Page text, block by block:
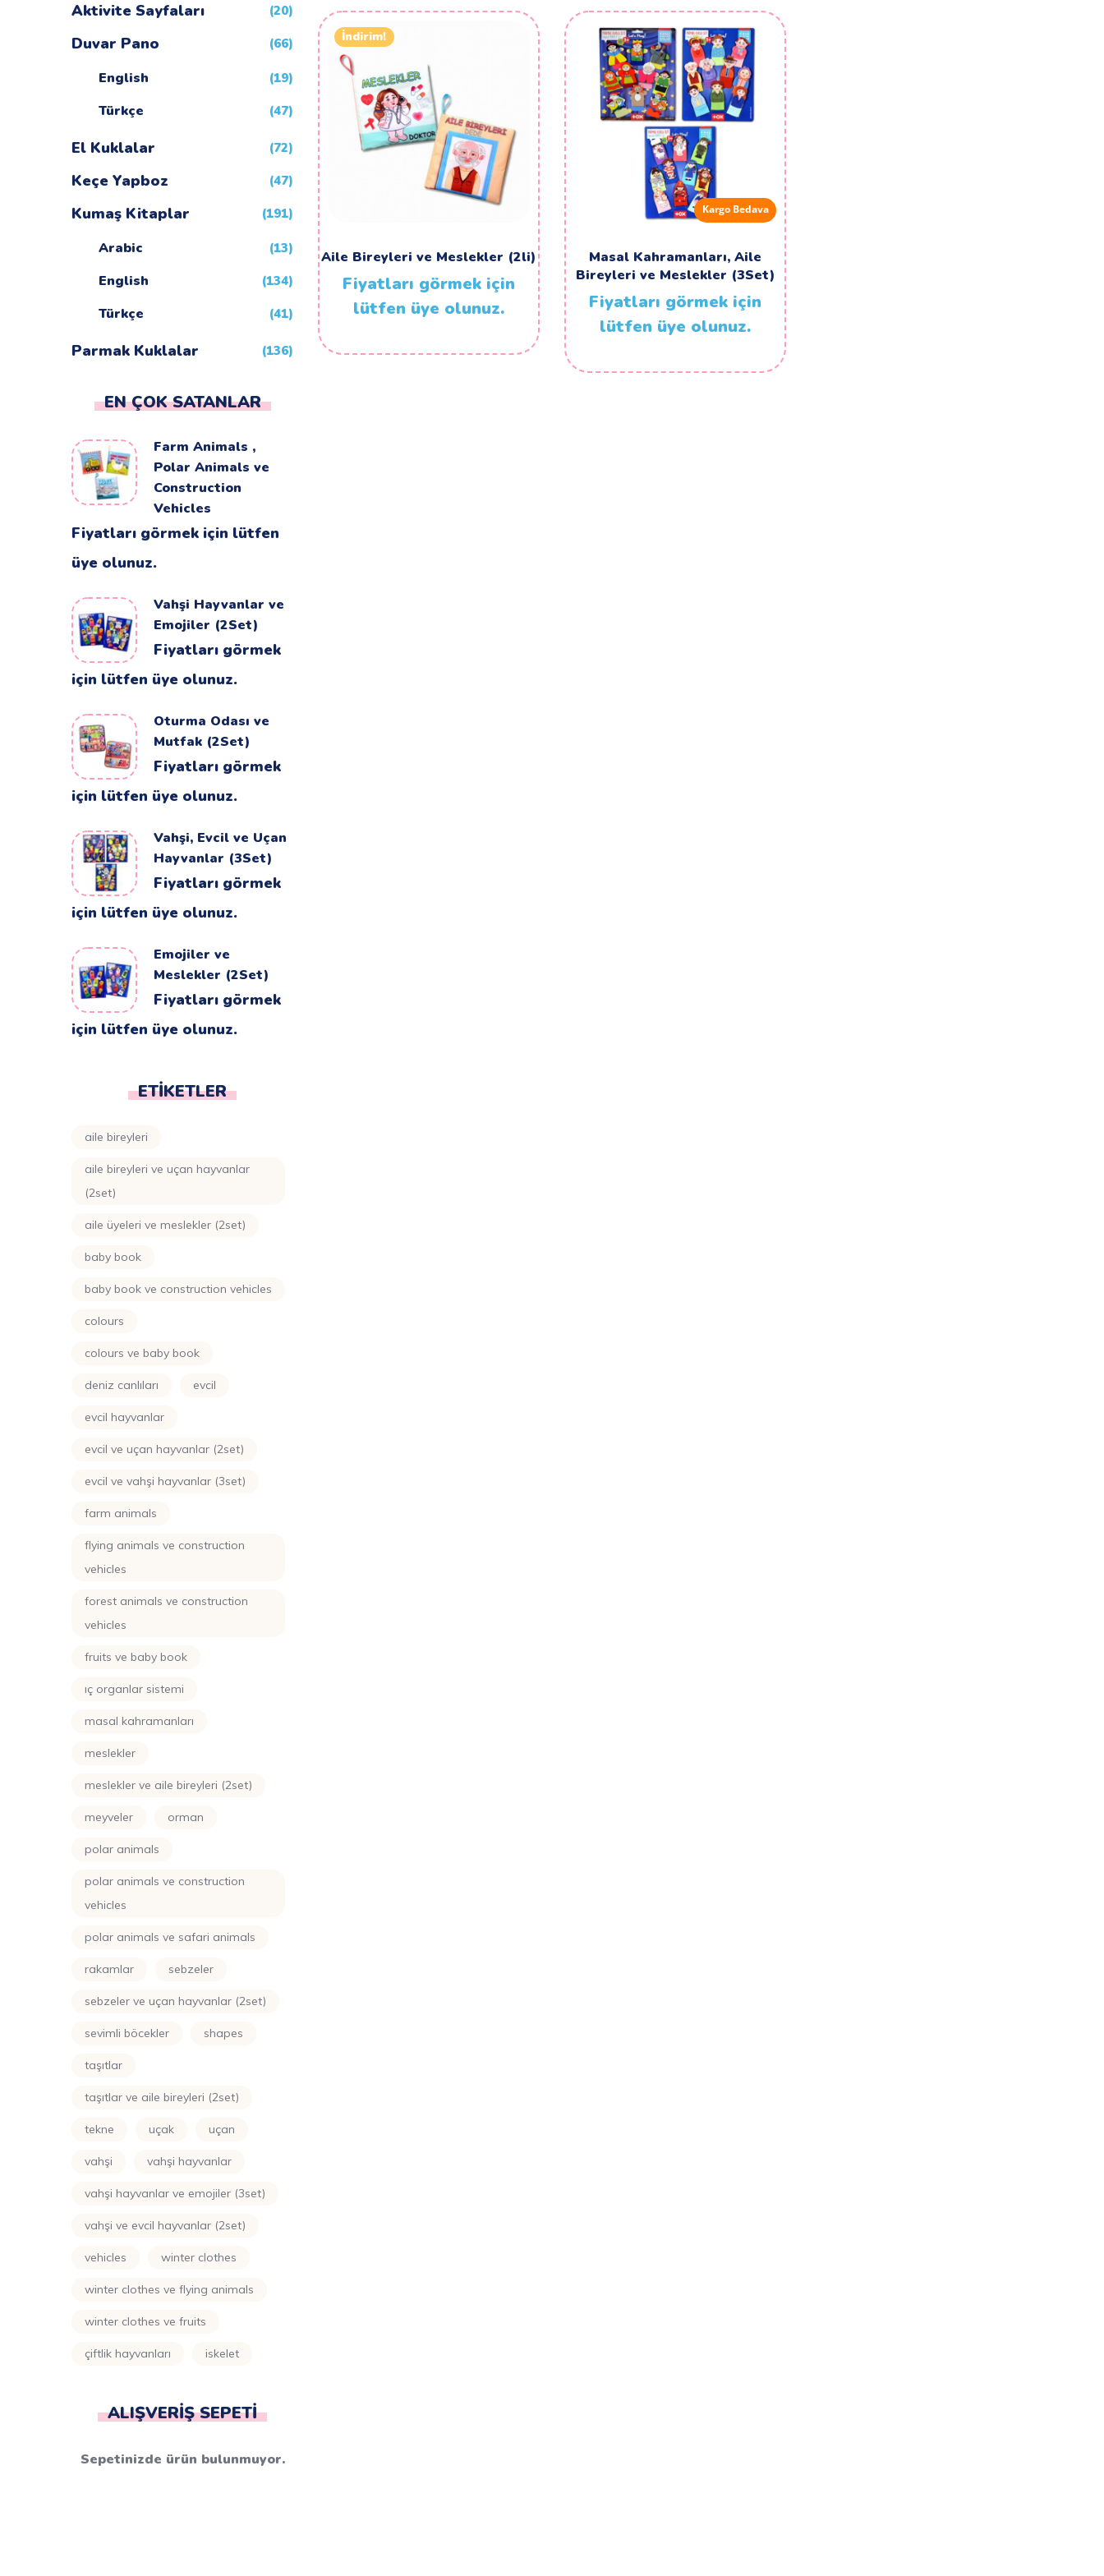
İndirim!
Aile Bireyleri ve Meslekler (2li)
Fiyatları görmek için
lütfen üye olunuz.
Kargo Bedava
Masal Kahramanları, Aile
Bireyleri ve Meslekler (3Set)
Fiyatları görmek için
lütfen üye olunuz.
Aktivite Sayfaları (20)
Duvar Pano (66)
English (19)
Türkçe (47)
El Kuklalar (72)
Keçe Yapboz (47)
Kumaş Kitaplar (191)
Arabic (13)
English (134)
Türkçe (41)
Parmak Kuklalar (136)
EN ÇOK SATANLAR
Farm Animals ,
Polar Animals ve
Construction
Vehicles
Fiyatları görmek için lütfen
üye olunuz.
Vahşi Hayvanlar ve
Emojiler (2Set)
Fiyatları görmek
için lütfen üye olunuz.
Oturma Odası ve
Mutfak (2Set)
Fiyatları görmek
için lütfen üye olunuz.
Vahşi, Evcil ve Uçan
Hayvanlar (3Set)
Fiyatları görmek
için lütfen üye olunuz.
Emojiler ve
Meslekler (2Set)
Fiyatları görmek
için lütfen üye olunuz.
ETIKETLER
aile bireyleri
aile bireyleri ve uçan hayvanlar
(2set)
aile üyeleri ve meslekler (2set)
baby book
baby book ve construction vehicles
colours
colours ve baby book
deniz canlıları evcil
evcil hayvanlar
evcil ve uçan hayvanlar (2set)
evcil ve vahşi hayvanlar (3set)
farm animals
flying animals ve construction
vehicles
forest animals ve construction
vehicles
fruits ve baby book
iç organlar sistemi
masal kahramanları
meslekler
meslekler ve aile bireyleri (2set)
meyveler orman
polar animals
polar animals ve construction
vehicles
polar animals ve safari animals
rakamlar sebzeler
sebzeler ve uçan hayvanlar (2set)
sevimli böcekler shapes
taşıtlar
taşıtlar ve aile bireyleri (2set)
tekne uçak uçan
vahşi vahşi hayvanlar
vahşi hayvanlar ve emojiler (3set)
vahşi ve evcil hayvanlar (2set)
vehicles winter clothes
winter clothes ve flying animals
winter clothes ve fruits
çiftlik hayvanları i̇skelet
ALIŞVERIŞ SEPETI
Sepetinizde ürün bulunmuyor.